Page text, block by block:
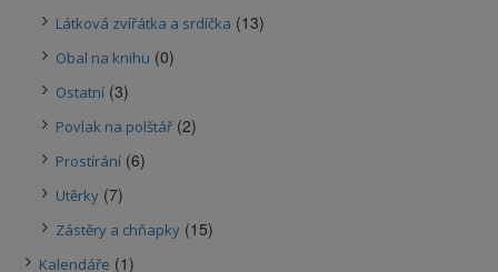
Látková zvířátka a srdíčka (13)
Obal na knihu (0)
Ostatní (3)
Povlak na polštář (2)
Prostírání (6)
Utěrky (7)
Zástěry a chňapky (15)
Kalendáře (1)